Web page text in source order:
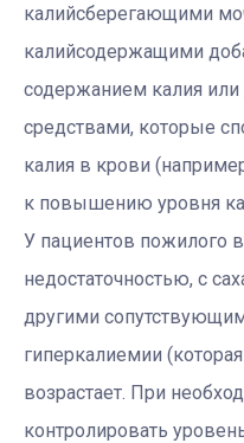
калийсберегающими
калийсодержащими
содержанием калия
средствами, которые
калия в крови
к повышению уровня
У пациентов пожилого
недостаточностью, с
другими
гиперкалиемии
возрастает. При
контролировать